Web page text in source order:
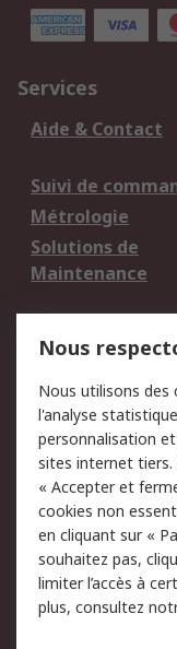
Services
Aide & Contact
Suivi de
Métrologie
Solutions de
Maintenance
du site
Politique de
des données -
jour
Conditions
de vente
Campagnes
A propos de RS
Nous
Nous utilisons
l'analyse
personnalisation et
sites internet tiers.
« Accepter et
cookies non
en cliquant sur «
souhaitez pas,
limiter l’accès à
plus, consultez